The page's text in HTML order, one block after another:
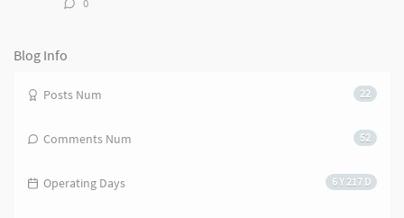
0
Blog Info
22
Posts Num
52
Comments Num
6 Y 217 D
Operating Days